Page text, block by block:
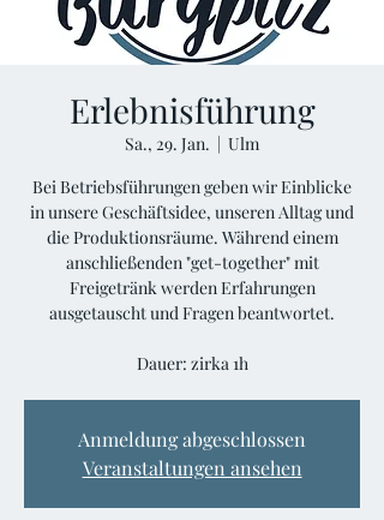
Erlebnisführung
Sa., 29. Jan.
  |
Ulm
Bei Betriebsführungen geben wir Einblicke
in unsere Geschäftsidee, unseren Alltag und
die Produktionsräume. Während einem
anschließenden "get-together" mit
Freigetränk werden Erfahrungen
ausgetauscht und Fragen beantwortet.
Dauer: zirka 1h
Anmeldung abgeschlossen
Veranstaltungen ansehen